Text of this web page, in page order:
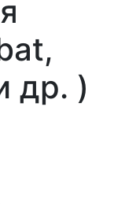
др. )